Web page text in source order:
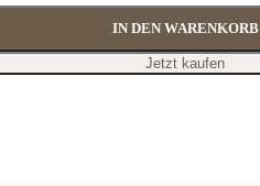
IN DEN WARENKORB
Jetzt kaufen